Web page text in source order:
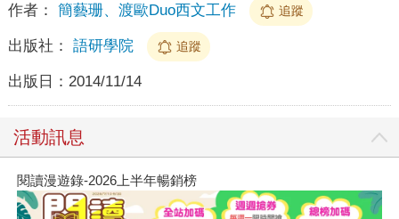
作者： 簡藝珊、渡歐Duo西文工作 追蹤
出版社： 語研學院 追蹤
出版日： 2014/11/14
活動訊息
閱讀漫遊錄-2026上半年暢銷榜